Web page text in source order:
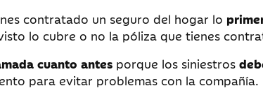
contratado un seguro del hogar lo
lo cubre o no la póliza que tienes
cuanto antes porque los siniestros
para evitar problemas con la compañía.